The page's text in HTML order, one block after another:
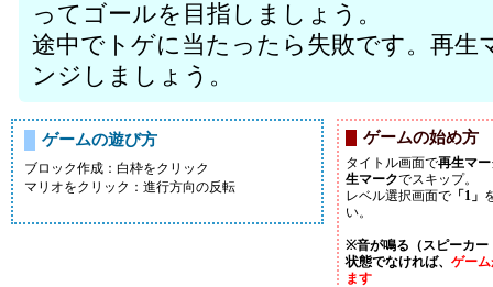
ってゴールを目指しましょう。
途中でトゲに当たったら失敗です。再生
ンジしましょう。
ゲームの遊び方
ブロック作成：白枠をクリック
マリオをクリック：進行方向の反転
ゲームの始め方
タイトル画面で再生マ
生マークでスキップ。
レベル選択画面で 「1」
い。
※音が鳴る（スピーカー
状態でなければ、 ゲー
ます